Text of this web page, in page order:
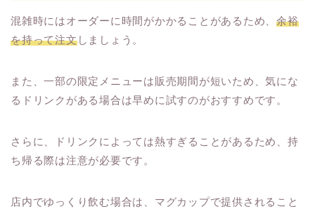
混雑時にはオーダーに時間がかかることがあるため、余裕
を持って注文しましょう。
また、一部の限定メニューは販売期間が短いため、気にな
るドリンクがある場合は早めに試すのがおすすめです。
さらに、ドリンクによっては熱すぎることがあるため、持
ち帰る際は注意が必要です。
店内でゆっくり飲む場合は、マグカップで提供されること